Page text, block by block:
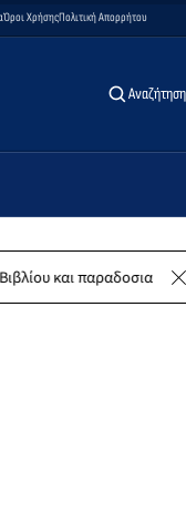
Όροι ΧρήσηςΠολιτική Απορρήτου
Αναζήτηση
γλυκών για